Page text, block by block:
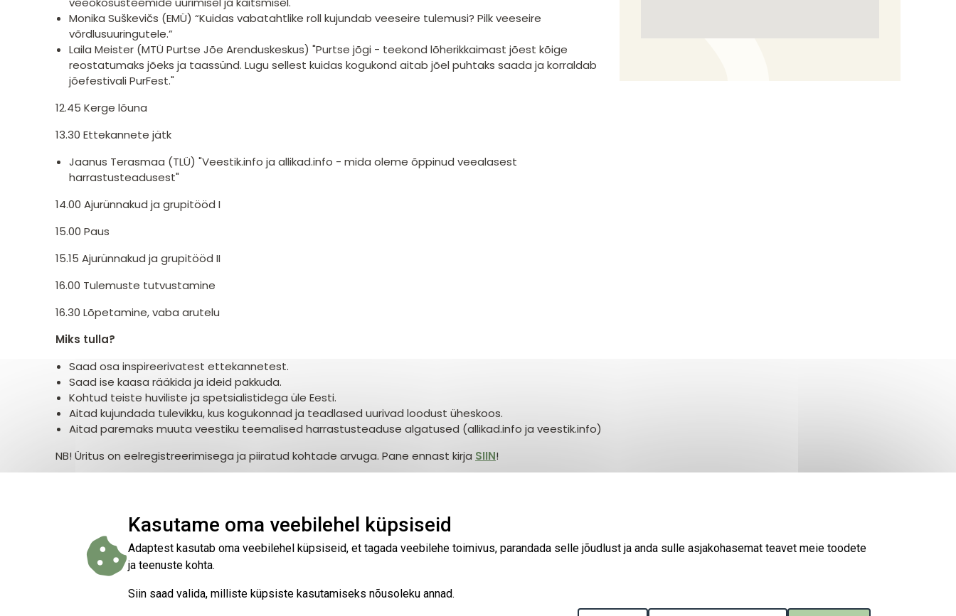
Monika Suškevičs (EMÜ) “Kuidas vabatahtlike roll kujundab veeseire tulemusi? Pilk veeseire
võrdlusuuringutele.”
Laila Meister (MTÜ Purtse Jõe Arenduskeskus) "Purtse jõgi - teekond lõherikkaimast jõest kõige
reostatumaks jõeks ja taassünd. Lugu sellest kuidas kogukond aitab jõel puhtaks saada ja korraldab
jõefestivali PurFest."
12.45 Kerge lõuna
13.30 Ettekannete jätk
Jaanus Terasmaa (TLÜ) "Veestik.info ja allikad.info - mida oleme õppinud veealasest
harrastusteadusest"
14.00 Ajurünnakud ja grupitööd I
15.00 Paus
15.15 Ajurünnakud ja grupitööd II
16.00 Tulemuste tutvustamine
16.30 Lõpetamine, vaba arutelu
Miks tulla?
Saad osa inspireerivatest ettekannetest.
Saad ise kaasa rääkida ja ideid pakkuda.
Kohtud teiste huviliste ja spetsialistidega üle Eesti.
Aitad kujundada tulevikku, kus kogukonnad ja teadlased uurivad loodust üheskoos.
Aitad paremaks muuta veestiku teemalised harrastusteaduse algatused (allikad.info ja veestik.info)
NB! Üritus on eelregistreerimisega ja piiratud kohtade arvuga. Pane ennast kirja SIIN!
Kasutame oma veebilehel küpsiseid
Adaptest kasutab oma veebilehel küpsiseid, et tagada veebilehe toimivus, parandada selle jõudlust ja anda sulle asjakohasemat teavet meie toodete
ja teenuste kohta.
Siin saad valida, milliste küpsiste kasutamiseks nõusoleku annad.